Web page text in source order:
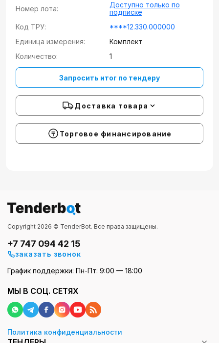
Номер лота:
Доступно только по
подписке
Код ТРУ:
****12.330.000000
Единица измерения:
Комплект
Количество:
1
Запросить итог по тендеру
Доставка товара
Торговое финансирование
Copyright 2026 © TenderBot. Все права защищены.
+7 747 094 42 15
заказать звонок
График поддержки: Пн-Пт: 9:00 — 18:00
МЫ В СОЦ. СЕТЯХ
Политика конфиденциальности